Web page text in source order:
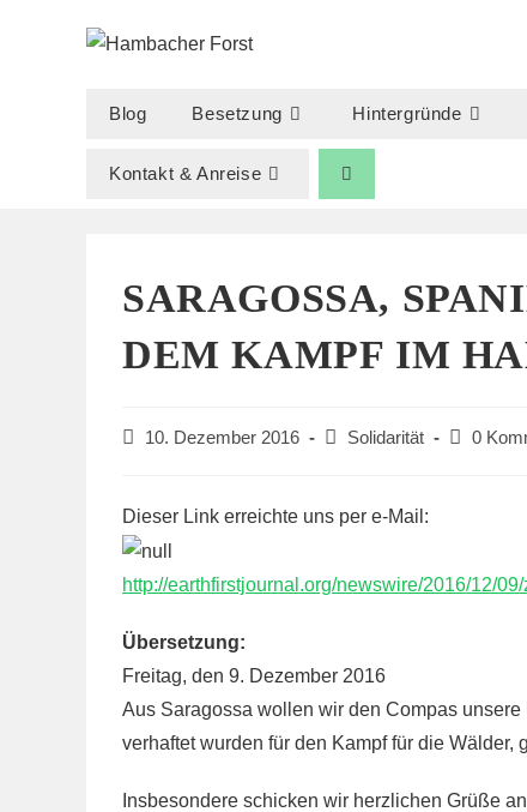
Blog Besetzung Hintergründe
Kontakt & Anreise
SARAGOSSA,
DEM KAMPF IM
Beitrag10. Dezember 2016
Beitrags-
Solidarität
Beitrags-
0
Dieser Link erreichte uns per e-Mail:
http://earthfirstjournal.org/newswire/2016/12/
Übersetzung:
Freitag, den 9. Dezember 2016
Aus Saragossa wollen wir den Compas
verhaftet wurden für den Kampf für die Wälder,
Insbesondere schicken wir herzlichen Grüße